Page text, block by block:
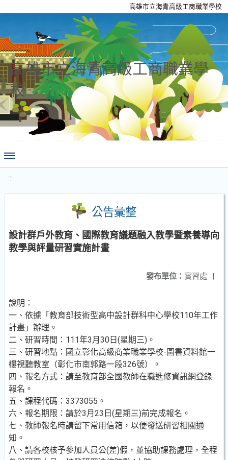
高雄市立海青高級工商職業學校
高雄市立海青高級工商職業學
校
:::
公告彙整
設計群戶外教育、國際教育議題融入教學暨素養導向
教學與評量研習實施計畫
發布單位： 實習處 |
說明：
一、依據「教育部技術型高中設計群科中心學校110年工作
計畫」辦理。
二、研習時間：111年3月30日(星期三)。
三、研習地點：國立彰化高級商業職業學校-圖書資料館一
樓視聽教室（彰化市南郭路一段326號）。
四、報名方式：請至教育部全國教師在職進修資訊網登錄
報名。
五、課程代碼：3373055。
六、報名期限：請於3月23日(星期三)前完成報名。
七、教師報名時請留下常用信箱，以便發送研習相關通
知。
八、請各校核予參加人員公(差)假，並協助課務處理，全程